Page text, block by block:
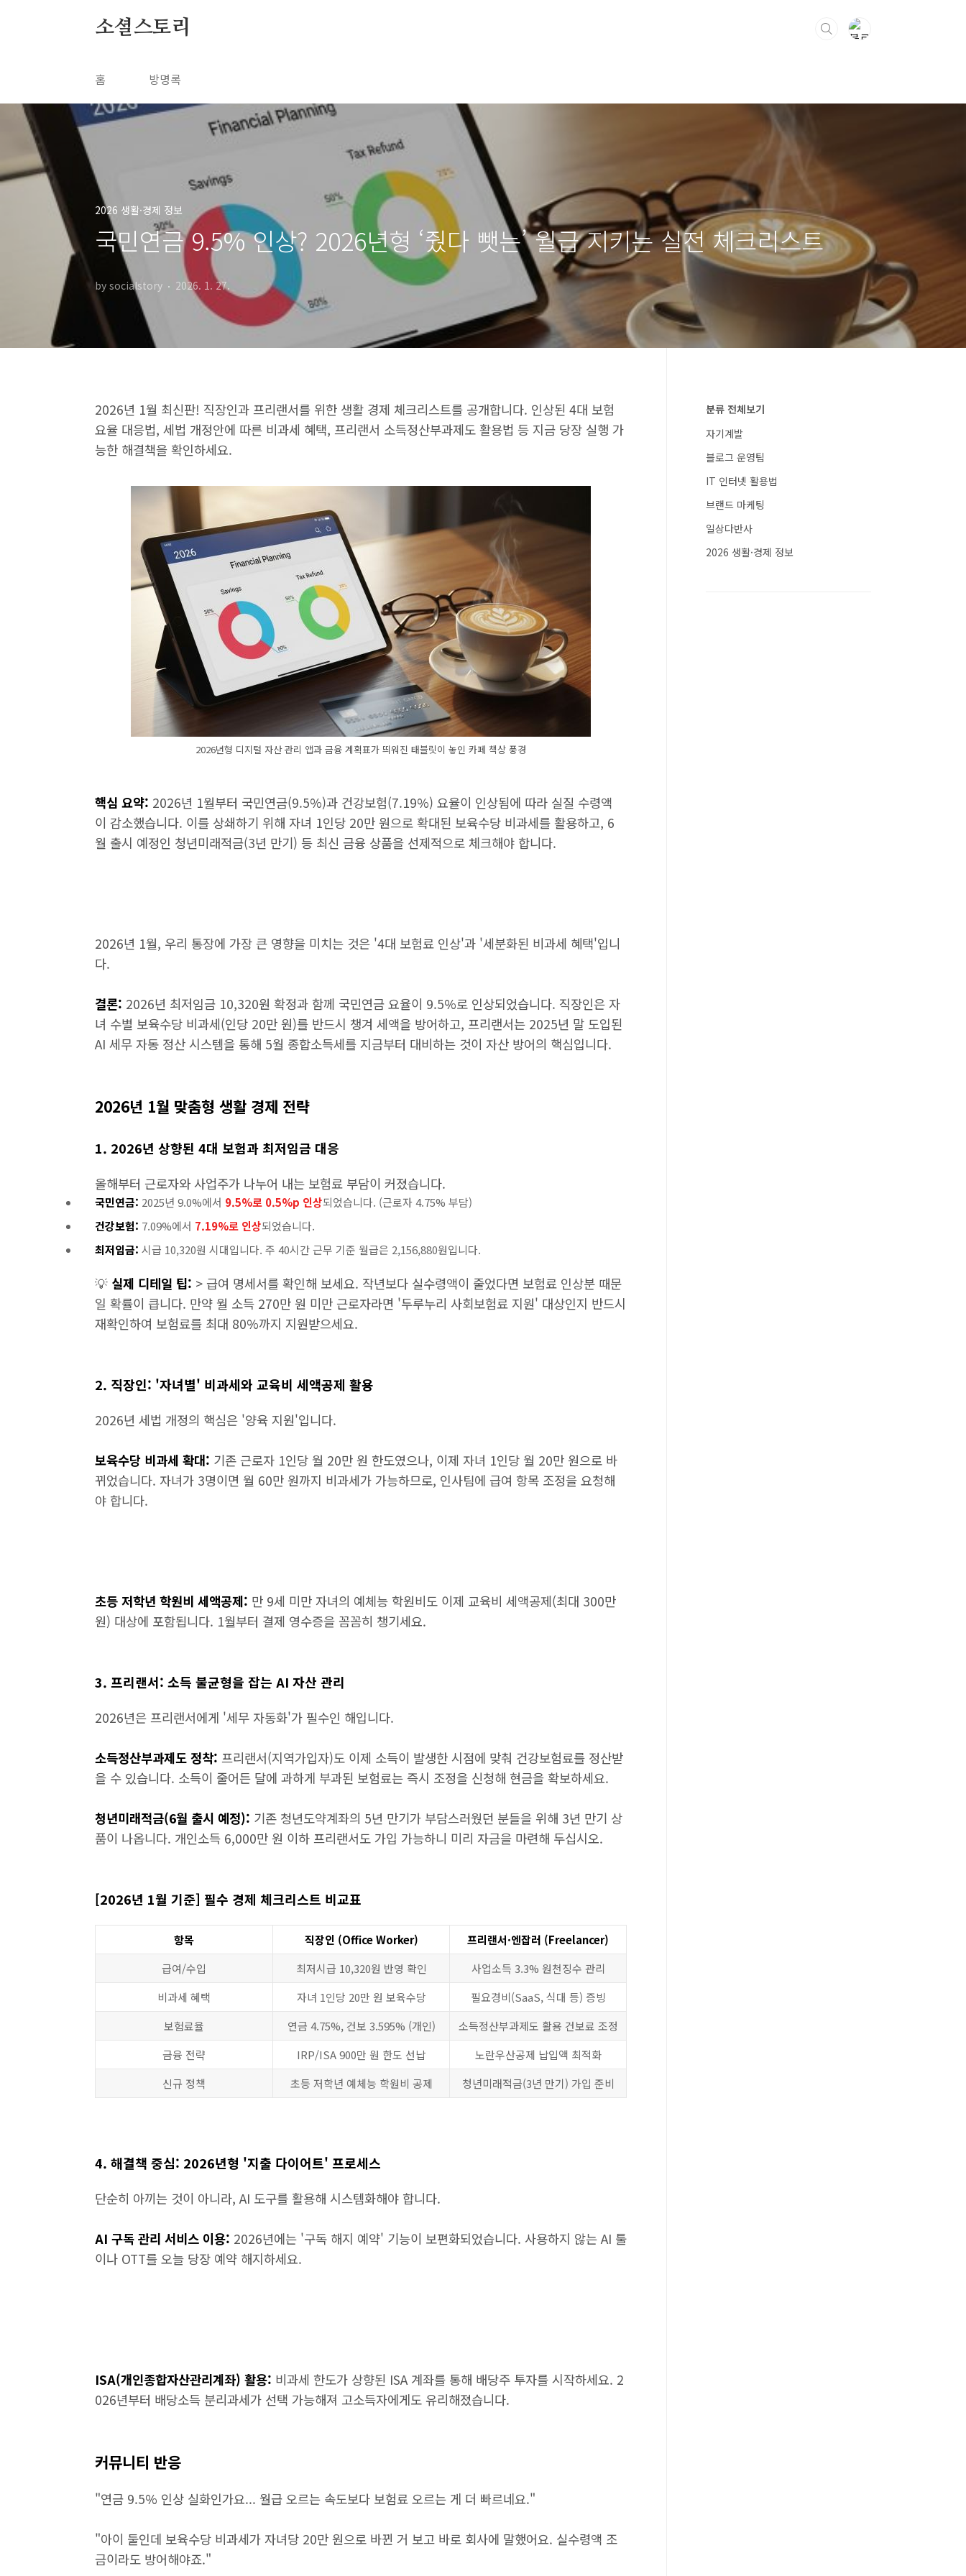
소셜스토리
홈 방명록
2026 생활·경제 정보
국민연금 9.5% 인상? 2026년형 ‘줬다 뺏는’ 월급 지키는 실전 체크리스트
by socialstory 2026. 1. 27.
2026년 1월 최신판! 직장인과 프리랜서를 위한 생활 경제 체크리스트를 공개합니다. 인상된 4대 보험
요율 대응법, 세법 개정안에 따른 비과세 혜택, 프리랜서 소득정산부과제도 활용법 등 지금 당장 실행 가
능한 해결책을 확인하세요.
2026년형 디지털 자산 관리 앱과 금융 계획표가 띄워진 태블릿이 놓인 카페 책상 풍경
핵심 요약: 2026년 1월부터 국민연금(9.5%)과 건강보험(7.19%) 요율이 인상됨에 따라 실질 수령액
이 감소했습니다. 이를 상쇄하기 위해 자녀 1인당 20만 원으로 확대된 보육수당 비과세를 활용하고, 6
월 출시 예정인 청년미래적금(3년 만기) 등 최신 금융 상품을 선제적으로 체크해야 합니다.
2026년 1월, 우리 통장에 가장 큰 영향을 미치는 것은 '4대 보험료 인상'과 '세분화된 비과세 혜택'입니
다.
결론: 2026년 최저임금 10,320원 확정과 함께 국민연금 요율이 9.5%로 인상되었습니다. 직장인은 자
녀 수별 보육수당 비과세(인당 20만 원)를 반드시 챙겨 세액을 방어하고, 프리랜서는 2025년 말 도입된
AI 세무 자동 정산 시스템을 통해 5월 종합소득세를 지금부터 대비하는 것이 자산 방어의 핵심입니다.
2026년 1월 맞춤형 생활 경제 전략
1. 2026년 상향된 4대 보험과 최저임금 대응
올해부터 근로자와 사업주가 나누어 내는 보험료 부담이 커졌습니다.
국민연금: 2025년 9.0%에서 9.5%로 0.5%p 인상되었습니다. (근로자 4.75% 부담)
건강보험: 7.09%에서 7.19%로 인상되었습니다.
최저임금: 시급 10,320원 시대입니다. 주 40시간 근무 기준 월급은 2,156,880원입니다.
💡 실제 디테일 팁: > 급여 명세서를 확인해 보세요. 작년보다 실수령액이 줄었다면 보험료 인상분 때문
일 확률이 큽니다. 만약 월 소득 270만 원 미만 근로자라면 '두루누리 사회보험료 지원' 대상인지 반드시
재확인하여 보험료를 최대 80%까지 지원받으세요.
2. 직장인: '자녀별' 비과세와 교육비 세액공제 활용
2026년 세법 개정의 핵심은 '양육 지원'입니다.
보육수당 비과세 확대: 기존 근로자 1인당 월 20만 원 한도였으나, 이제 자녀 1인당 월 20만 원으로 바
뀌었습니다. 자녀가 3명이면 월 60만 원까지 비과세가 가능하므로, 인사팀에 급여 항목 조정을 요청해
야 합니다.
초등 저학년 학원비 세액공제: 만 9세 미만 자녀의 예체능 학원비도 이제 교육비 세액공제(최대 300만
원) 대상에 포함됩니다. 1월부터 결제 영수증을 꼼꼼히 챙기세요.
3. 프리랜서: 소득 불균형을 잡는 AI 자산 관리
2026년은 프리랜서에게 '세무 자동화'가 필수인 해입니다.
소득정산부과제도 정착: 프리랜서(지역가입자)도 이제 소득이 발생한 시점에 맞춰 건강보험료를 정산받
을 수 있습니다. 소득이 줄어든 달에 과하게 부과된 보험료는 즉시 조정을 신청해 현금을 확보하세요.
청년미래적금(6월 출시 예정): 기존 청년도약계좌의 5년 만기가 부담스러웠던 분들을 위해 3년 만기 상
품이 나옵니다. 개인소득 6,000만 원 이하 프리랜서도 가입 가능하니 미리 자금을 마련해 두십시오.
[2026년 1월 기준] 필수 경제 체크리스트 비교표
항목 직장인 (Office Worker)
프리랜서·엔잡러 (Freelancer)
급여/수입
최저시급 10,320원 반영 확인
사업소득 3.3% 원천징수 관리
비과세 혜택
자녀 1인당 20만 원 보육수당
필요경비(SaaS, 식대 등) 증빙
보험료율
연금 4.75%, 건보 3.595% (개인)
소득정산부과제도 활용 건보료 조정
금융 전략
IRP/ISA 900만 원 한도 선납
노란우산공제 납입액 최적화
신규 정책
초등 저학년 예체능 학원비 공제 청년미래적금(3년 만기) 가입 준비
4. 해결책 중심: 2026년형 '지출 다이어트' 프로세스
단순히 아끼는 것이 아니라, AI 도구를 활용해 시스템화해야 합니다.
AI 구독 관리 서비스 이용: 2026년에는 '구독 해지 예약' 기능이 보편화되었습니다. 사용하지 않는 AI 툴
이나 OTT를 오늘 당장 예약 해지하세요.
ISA(개인종합자산관리계좌) 활용: 비과세 한도가 상향된 ISA 계좌를 통해 배당주 투자를 시작하세요. 2
026년부터 배당소득 분리과세가 선택 가능해져 고소득자에게도 유리해졌습니다.
커뮤니티 반응
"연금 9.5% 인상 실화인가요... 월급 오르는 속도보다 보험료 오르는 게 더 빠르네요."
"아이 둘인데 보육수당 비과세가 자녀당 20만 원으로 바뀐 거 보고 바로 회사에 말했어요. 실수령액 조
금이라도 방어해야죠."
분류 전체보기
자기계발
블로그 운영팁
IT 인터넷 활용법
브랜드 마케팅
일상다반사
2026 생활·경제 정보